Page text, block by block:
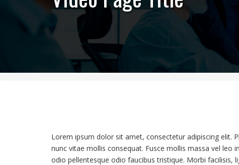
Lorem ipsum dolor sit amet, consectetur adipiscing elit.
nunc vitae mollis consequat. Fusce mollis massa vel leo
odio pellentesque odio faucibus tristique. Morbi facilisis,